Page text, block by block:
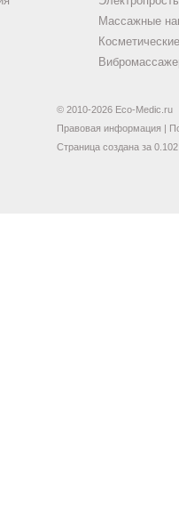
Массажные
© 2010-2026 Eco-Medic.ru
Правовая информация |
Страница создана за